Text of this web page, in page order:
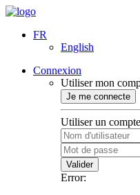
FR
English
Connexion
Utiliser mon
Je me connecte
Utiliser un
Valider
Error: